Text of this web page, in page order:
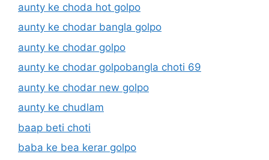
aunty ke choda hot golpo
aunty ke chodar bangla golpo
aunty ke chodar golpo
aunty ke chodar golpobangla choti 69
aunty ke chodar new golpo
aunty ke chudlam
baap beti choti
baba ke bea kerar golpo